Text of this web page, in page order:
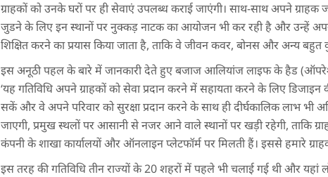
ग्राहकों को उनके घरों पर ही सेवाएं उपलब्ध कराई जाएंगी। साथ-साथ अपने
जुडने के लिए इन स्थानों पर नुक्कड़ नाटक का आयोजन भी कर रही है और उन्हें
शिक्षित करने का प्रयास किया जाता है, ताकि वे जीवन कवर, बोनस और अन्य
इस अनूठी पहल के बारे में जानकारी देते हुए बजाज आलियांज लाइफ के हैड
‘यह गतिविधि अपने ग्राहकों को सेवा प्रदान करने में सहायता करने के लिए
सकें और वे अपने परिवार को सुरक्षा प्रदान करने के साथ ही दीर्घकालिक लाभ भी
जाएगी, प्रमुख स्थलों पर आसानी से नजर आने वाले स्थानों पर खड़ी रहेगी, ताकि
कंपनी के शाखा कार्यालयों और ऑनलाइन प्लेटफॉर्म पर मिलती हैं। इससे हमारे
इस तरह की गतिविधि तीन राज्यों के 20 शहरों में पहले भी चलाई गई थी और यहां